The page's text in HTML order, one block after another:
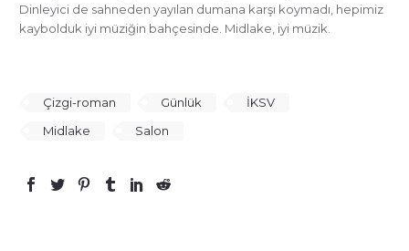
Dinleyici de sahneden yayılan dumana karşı koymadı, hepimiz
kaybolduk iyi müziğin bahçesinde. Midlake, iyi müzik.
Çizgi-roman Günlük
İKSV
Midlake
Salon